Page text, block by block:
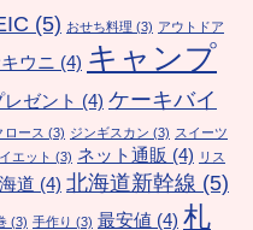
(5) おせち料理 (3) アウトドア
ウニ (4) キャンプ
ゼント (4) ケーキバイ
ロース (3) ジンギスカン (3) スイーツ
エット (3) ネット通販 (4) リス
道 (4) 北海道新幹線 (5)
(3) 手作り (3) 最安値 (4) 札